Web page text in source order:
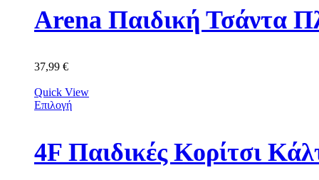
Arena Παιδική Τσάντα
37,99 €
Quick View
Επιλογή